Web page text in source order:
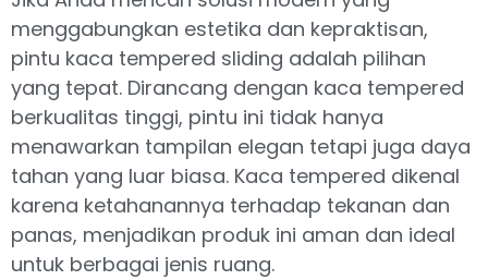
menggabungkan estetika dan kepraktisan,
pintu kaca tempered sliding adalah pilihan
yang tepat. Dirancang dengan kaca tempered
berkualitas tinggi, pintu ini tidak hanya
menawarkan tampilan elegan tetapi juga daya
tahan yang luar biasa. Kaca tempered dikenal
karena ketahanannya terhadap tekanan dan
panas, menjadikan produk ini aman dan ideal
untuk berbagai jenis ruang.